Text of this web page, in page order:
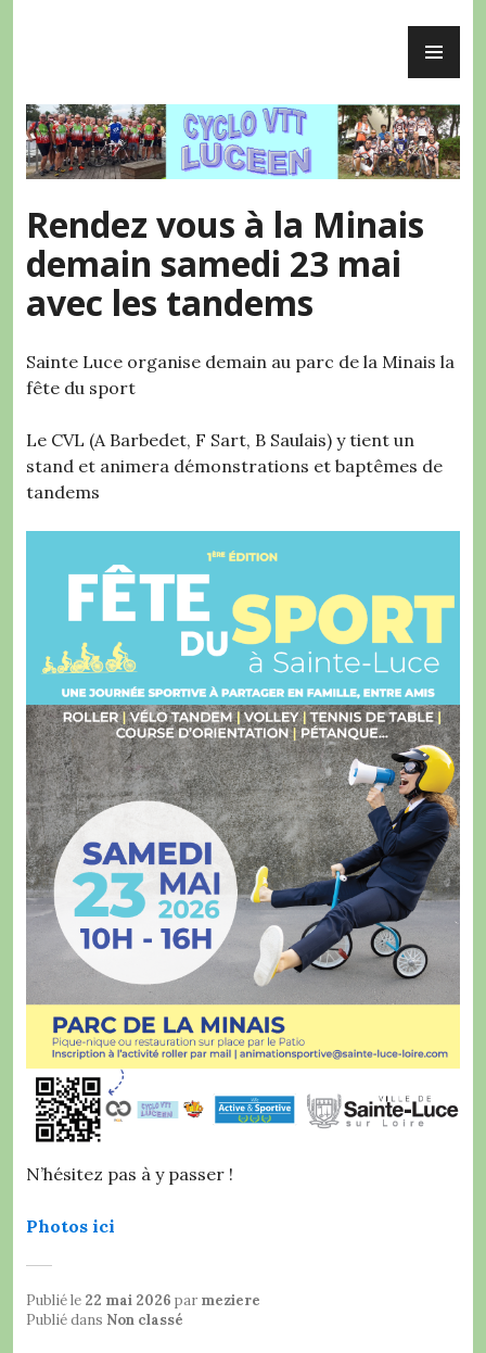
Rendez vous à la Minais
demain samedi 23 mai
avec les tandems
Sainte Luce organise demain au parc de la Minais la
fête du sport
Le CVL (A Barbedet, F Sart, B Saulais) y tient un
stand et animera démonstrations et baptêmes de
tandems
N’hésitez pas à y passer !
Photos ici
Publié le 22 mai 2026 par meziere
Publié dans Non classé